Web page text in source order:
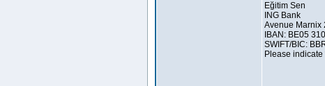
Eğitim Sen
ING Bank
Avenue Marnix
IBAN: BE05
SWIFT/BIC:
Please indicate